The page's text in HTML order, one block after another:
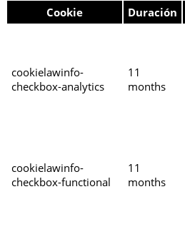
Cookie Duración
cookielawinfo-
checkbox-analytics
11
months
cookielawinfo-
checkbox-functional
11
months